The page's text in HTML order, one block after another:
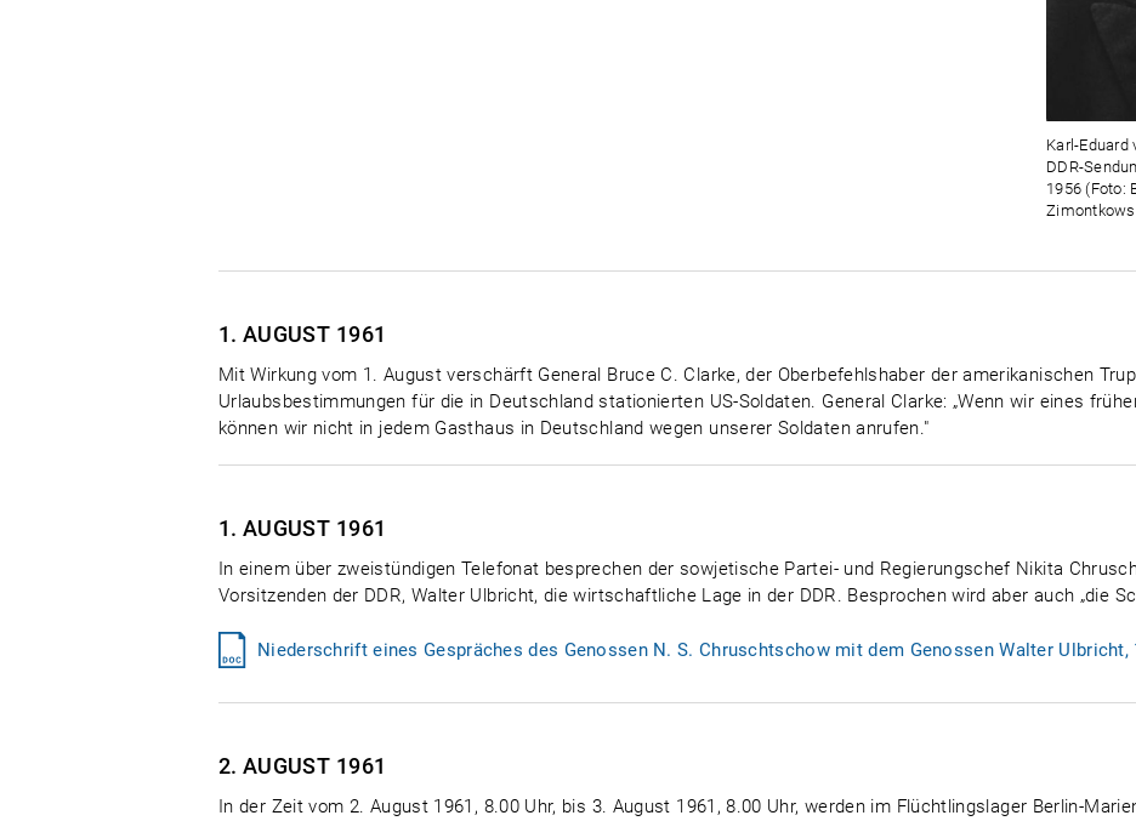
Karl-Eduard
DDR-
1956 (Foto:
1. AUGUST 1961
Mit Wirkung vom 1. August verschärft General Bruce C. Clarke, der Oberbefehlshaber der amerikanischen
Urlaubsbestimmungen für die in Deutschland stationierten US-Soldaten. General Clarke: „Wenn wir eines
können wir nicht in jedem Gasthaus in Deutschland wegen unserer Soldaten anrufen."
1. AUGUST 1961
In einem über zweistündigen Telefonat besprechen der sowjetische Partei- und Regierungschef Nikita
Vorsitzenden der DDR, Walter Ulbricht, die wirtschaftliche Lage in der DDR. Besprochen wird aber auch „die
Niederschrift eines Gespräches des Genossen N. S. Chruschtschow mit dem Genossen Walter Ulbricht,
2. AUGUST 1961
In der Zeit vom 2. August 1961, 8.00 Uhr, bis 3. August 1961, 8.00 Uhr, werden im Flüchtlingslager Berlin-